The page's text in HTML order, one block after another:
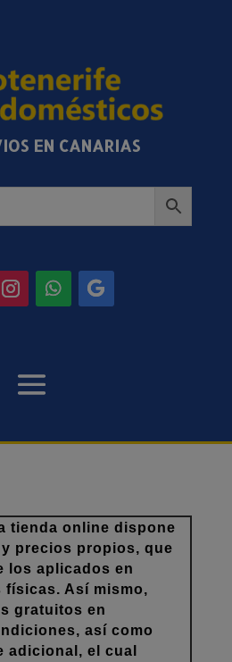
EN CANARIAS
tienda online dispone
precios propios, que
los aplicados en
físicas. Así mismo,
gratuitos en
así como
adicional, el cual